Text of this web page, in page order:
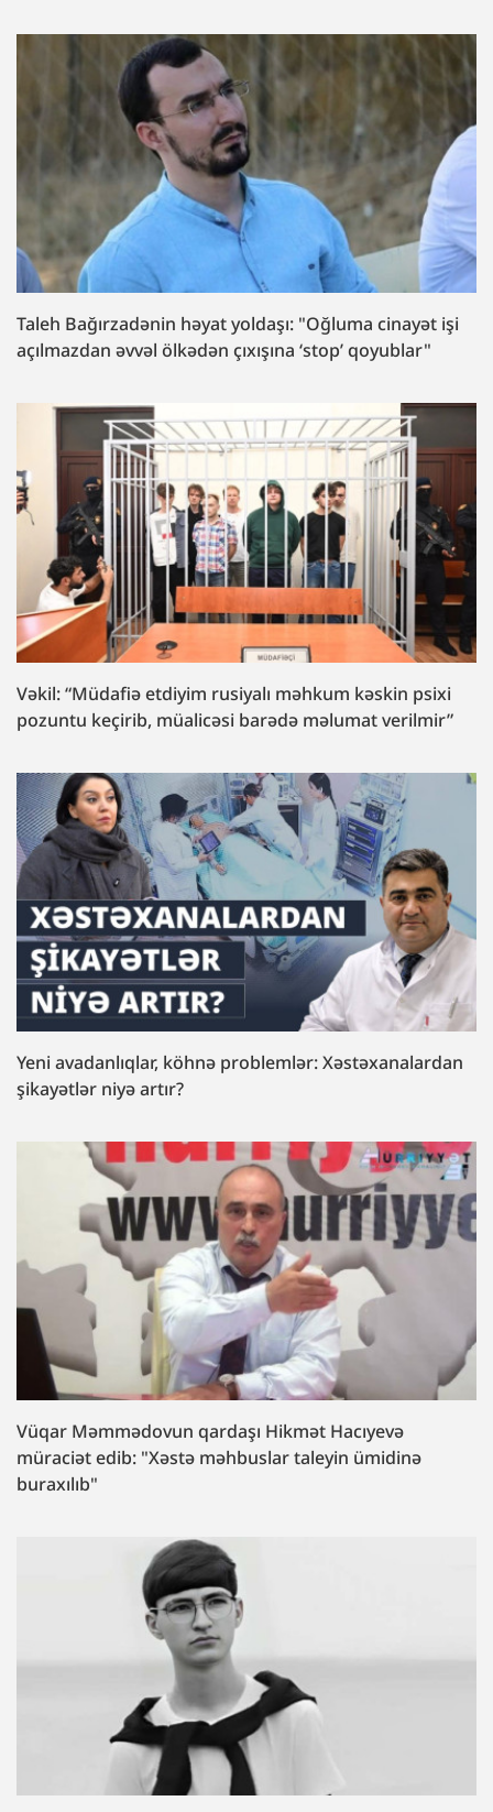
Taleh Bağırzadənin həyat yoldaşı: "Oğluma cinayət işi
açılmazdan əvvəl ölkədən çıxışına ‘stop’ qoyublar"
Vəkil: “Müdafiə etdiyim rusiyalı məhkum kəskin psixi
pozuntu keçirib, müalicəsi barədə məlumat verilmir”
Yeni avadanlıqlar, köhnə problemlər: Xəstəxanalardan
şikayətlər niyə artır?
Vüqar Məmmədovun qardaşı Hikmət Hacıyevə
müraciət edib: "Xəstə məhbuslar taleyin ümidinə
buraxılıb"